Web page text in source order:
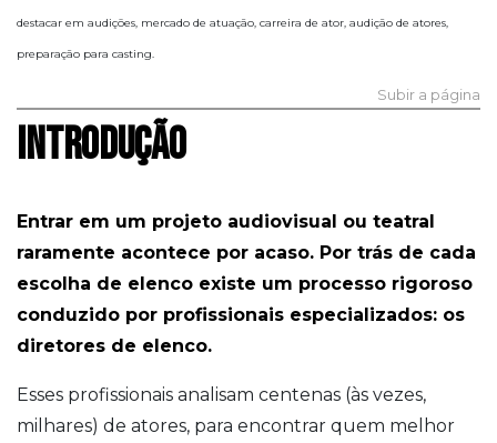
destacar em audições, mercado de atuação, carreira de ator, audição de atores,
preparação para casting.
Subir a página
INTRODUÇÃO
Entrar em um projeto audiovisual ou teatral
raramente acontece por acaso. Por trás de cada
escolha de elenco existe um processo rigoroso
conduzido por profissionais especializados: os
diretores de elenco.
Esses profissionais analisam centenas (às vezes,
milhares) de atores, para encontrar quem melhor